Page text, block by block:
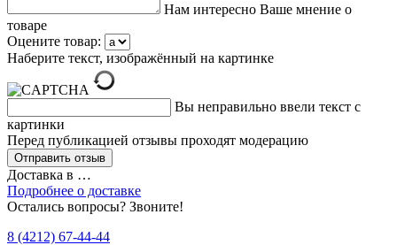
Нам интересно Ваше мнение о
товаре
Оцените товар:
Наберите текст, изображённый на картинке
Вы неправильно ввели текст с
картинки
Перед публикацией отзывы проходят модерацию
Доставка в …
Подробнее о доставке
Остались вопросы? Звоните!
8 (4212) 67-44-44